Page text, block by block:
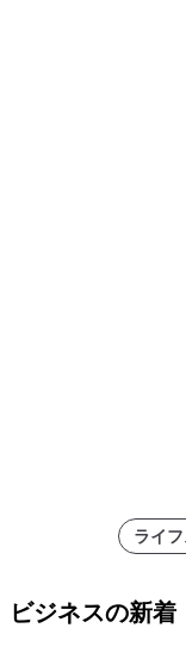
ライ
ビジネスの新着